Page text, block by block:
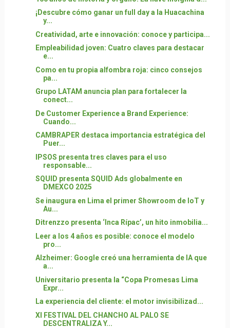
¡Descubre cómo ganar un full day a la Huacachina
y...
Creatividad, arte e innovación: conoce y participa...
Empleabilidad joven: Cuatro claves para destacar
e...
Como en tu propia alfombra roja: cinco consejos
pa...
Grupo LATAM anuncia plan para fortalecer la
conect...
De Customer Experience a Brand Experience:
Cuando...
CAMBRAPER destaca importancia estratégica del
Puer...
IPSOS presenta tres claves para el uso
responsable...
SQUID presenta SQUID Ads globalmente en
DMEXCO 2025
Se inaugura en Lima el primer Showroom de IoT y
Au...
Ditrenzzo presenta ‘Inca Rípac’, un hito inmobilia...
Leer a los 4 años es posible: conoce el modelo
pro...
Alzheimer: Google creó una herramienta de IA que
a...
Universitario presenta la “Copa Promesas Lima
Expr...
La experiencia del cliente: el motor invisibilizad...
XI FESTIVAL DEL CHANCHO AL PALO SE
DESCENTRALIZA Y...